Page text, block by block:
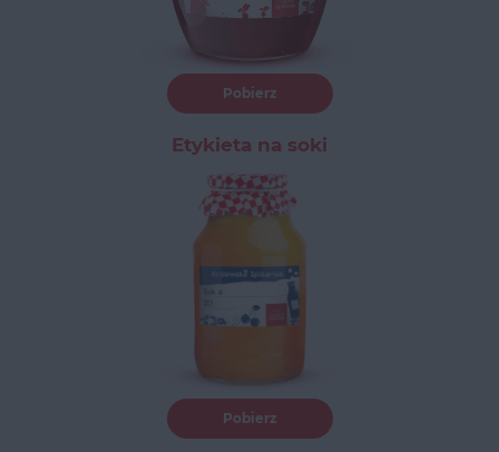
Pobierz
Etykieta na soki
Pobierz